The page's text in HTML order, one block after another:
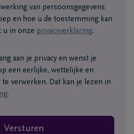
van persoonsgegevens
en hoe u de toestemming kan
u in onze privacyverklaring.
aan je privacy en wenst je
een eerlijke, wettelijke en
verwerken. Dat kan je lezen in
.
Versturen